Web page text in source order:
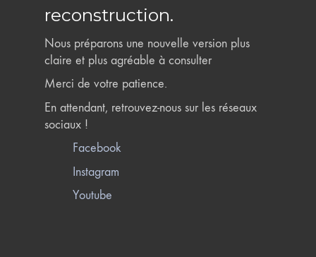
reconstruction.
Nous préparons une nouvelle version plus
claire et plus agréable à consulter
Merci de votre patience.
En attendant, retrouvez-nous sur les réseaux
sociaux !
Facebook
Instagram
Youtube